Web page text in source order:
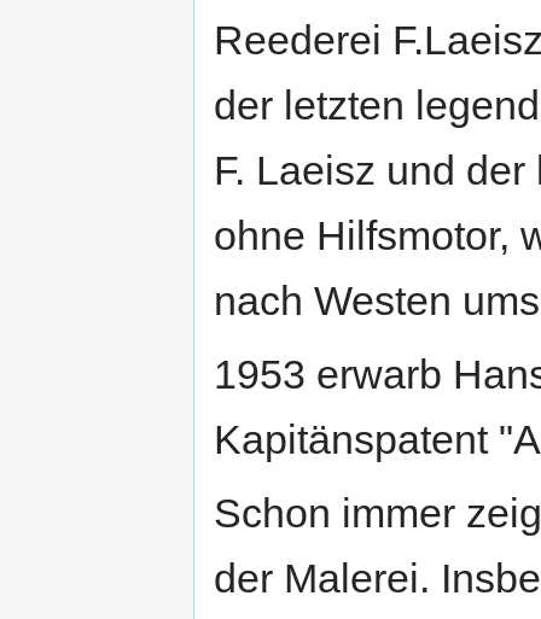
Reederei
der letzten
F. Laeisz und
ohne Hilfsmotor,
nach Westen
1953 erwarb
Kapitänspatent
Schon immer
der Malerei.